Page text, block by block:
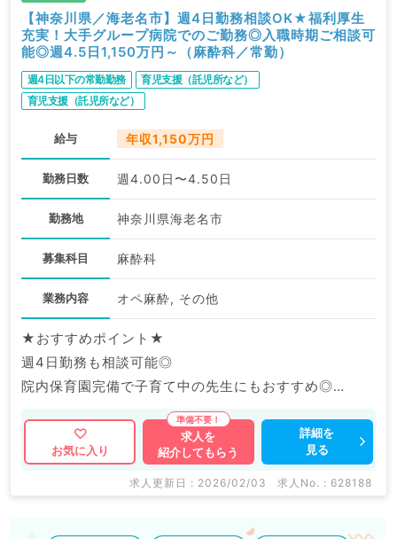
【神奈川県／海老名市】週4日勤務相談OK★福利厚生
充実！大手グループ病院でのご勤務◎入職時期ご相談可
能◎週4.5日1,150万円～（麻酔科／常勤）
週4日以下の常勤勤務
育児支援（託児所など）
育児支援（託児所など）
給与 年収1,150万円
勤務日数 週4.00日〜4.50日
勤務地 神奈川県海老名市
募集科目 麻酔科
業務内容 オペ麻酔, その他
★おすすめポイント★
週4日勤務も相談可能◎
院内保育園完備で子育て中の先生にもおすすめ◎
福利厚生充実の大手グループ病院でのご勤務です。
マイナビDOCTORでは病院やクリニックなどの医療機
関求人はもちろんのこと、
求人内容の詳細等はお気軽にお問合せ下さい。
お気に入り
求人を
紹介してもらう
詳細を
見る
求人更新日 : 2026/02/03 求人No. : 628188